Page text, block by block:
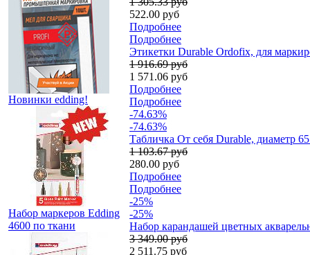
Новинки edding!
Набор маркеров Edding
4600 по ткани
522.00 руб
Подробнее
Подробнее
Этикетки Durable Ordofix, для
1 916.69 руб
1 571.06 руб
Подробнее
Подробнее
-74.63%
-74.63%
Табличка От себя Durable, диаметр
1 103.67 руб
280.00 руб
Подробнее
Подробнее
-25%
-25%
Набор карандашей цветных
3 349.00 руб
2 511.75 руб